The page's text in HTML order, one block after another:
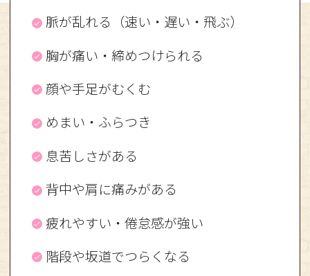
脈が乱れる（速い・遅い・飛ぶ）
胸が痛い・締めつけられる
顔や手足がむくむ
めまい・ふらつき
息苦しさがある
背中や肩に痛みがある
疲れやすい・倦怠感が強い
階段や坂道でつらくなる